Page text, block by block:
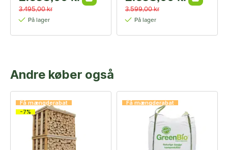
3.495,00 kr
På lager
3.599,00 kr
På lager
Andre køber også
Få mængderabat
-7%
Få mængderabat